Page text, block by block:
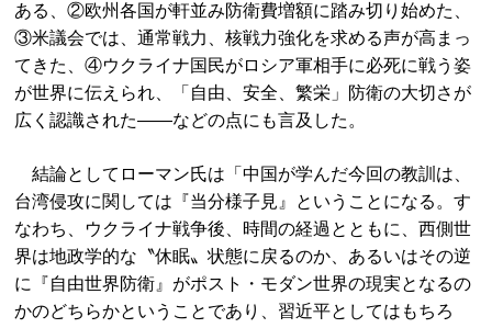
ある、②欧州各国が軒並み防衛費増額に踏み切り始めた、
③米議会では、通常戦力、核戦力強化を求める声が高まっ
てきた、④ウクライナ国民がロシア軍相手に必死に戦う姿
が世界に伝えられ、「自由、安全、繁栄」防衛の大切さが
広く認識された――などの点にも言及した。
結論としてローマン氏は「中国が学んだ今回の教訓は、
台湾侵攻に関しては『当分様子見』ということになる。す
なわち、ウクライナ戦争後、時間の経過とともに、西側世
界は地政学的な〝休眠〟状態に戻るのか、あるいはその逆
に『自由世界防衛』がポスト・モダン世界の現実となるの
かのどちらかということであり、習近平としてはもちろ